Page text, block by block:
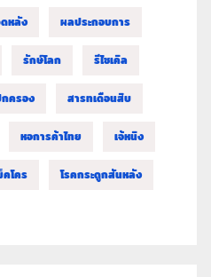
หลัง ผลประกอบการ
รักษ์โลก รีไซเคิล
ครอง สารทเดือนสิบ
หอการค้าไทย เจ้หนิง
โคร โรคกระดูกสันหลัง